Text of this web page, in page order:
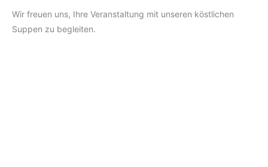
Wir freuen uns, Ihre Veranstaltung mit unseren köstlichen
Suppen zu begleiten.